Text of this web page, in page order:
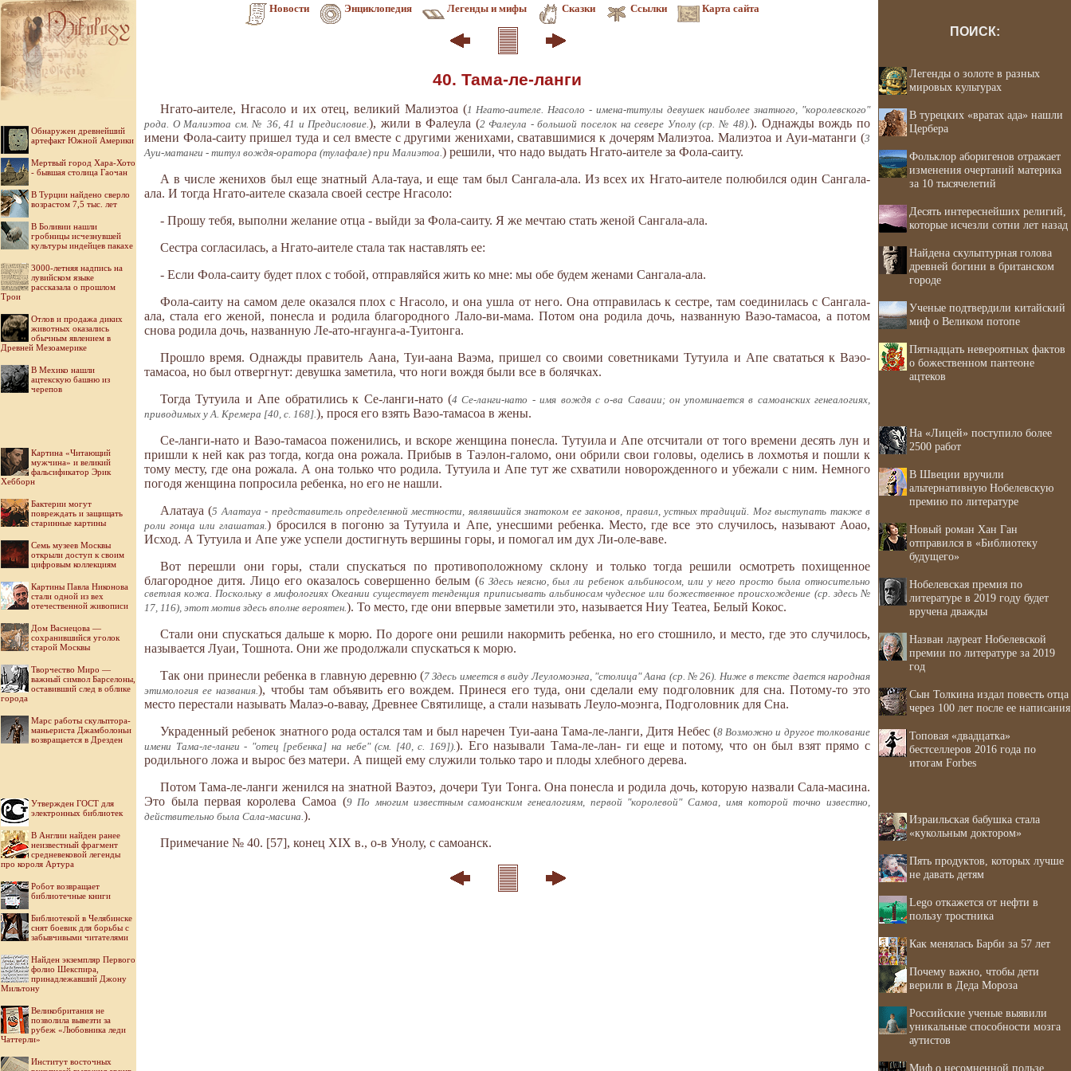
Новости Энциклопедия Легенды и мифы Сказки Ссылки Карта сайта
Обнаружен древнейший
артефакт Южной Америки
Мертвый город Хара-Хото
- бывшая столица Гаочан
В Турции найдено сверло
возрастом 7,5 тыс. лет
В Боливии нашли
гробницы исчезнувшей
культуры индейцев пакахе
3000-летняя надпись на
лувийском языке
рассказала о прошлом
Трои
Отлов и продажа диких
животных оказались
обычным явлением в
Древней Мезоамерике
В Мехико нашли
ацтекскую башню из
черепов
Картина «Читающий
мужчина» и великий
фальсификатор Эрик
Хебборн
Бактерии могут
повреждать и защищать
старинные картины
Семь музеев Москвы
открыли доступ к своим
цифровым коллекциям
Картины Павла Никонова
стали одной из вех
отечественной живописи
Дом Васнецова —
сохранившийся уголок
старой Москвы
Творчество Миро —
важный символ Барселоны,
оставивший след в облике
города
Марс работы скульптора-
маньериста Джамболоньи
возвращается в Дрезден
Утвержден ГОСТ для
электронных библиотек
В Англии найден ранее
неизвестный фрагмент
средневековой легенды
про короля Артура
Робот возвращает
библиотечные книги
Библиотекой в Челябинске
снят боевик для борьбы с
забывчивыми читателями
Найден экземпляр Первого
фолио Шекспира,
принадлежавший Джону
Мильтону
Великобритания не
позволила вывезти за
рубеж «Любовника леди
Чаттерли»
Институт восточных
40. Тама-ле-ланги
Нгато-аителе, Нгасоло и их отец, великий Малиэтоа (1 Нгато-аителе. Нгасоло - имена-титулы девушек наиболее знатного, "королевского"
рода. О Малиэтоа см. № 36, 41 и Предисловие.), жили в Фалеула (2 Фалеула - большой поселок на севере Уполу (ср. № 48).). Однажды вождь по
имени Фола-саиту пришел туда и сел вместе с другими женихами, сватавшимися к дочерям Малиэтоа. Малиэтоа и Ауи-матанги (3
Ауи-матанги - титул вождя-оратора (тулафале) при Малиэтоа.) решили, что надо выдать Нгато-аителе за Фола-саиту.
А в числе женихов был еще знатный Ала-тауа, и еще там был Сангала-ала. Из всех их Нгато-аителе полюбился один Сангала-
ала. И тогда Нгато-аителе сказала своей сестре Нгасоло:
- Прошу тебя, выполни желание отца - выйди за Фола-саиту. Я же мечтаю стать женой Сангала-ала.
Сестра согласилась, а Нгато-аителе стала так наставлять ее:
- Если Фола-саиту будет плох с тобой, отправляйся жить ко мне: мы обе будем женами Сангала-ала.
Фола-саиту на самом деле оказался плох с Нгасоло, и она ушла от него. Она отправилась к сестре, там соединилась с Сангала-
ала, стала его женой, понесла и родила благородного Лало-ви-мама. Потом она родила дочь, названную Ваэо-тамасоа, а потом
снова родила дочь, названную Лe-ато-нгаунга-а-Туитонга.
Прошло время. Однажды правитель Аана, Туи-аана Ваэма, пришел со своими советниками Тутуила и Апе свататься к Ваэо-
тамасоа, но был отвергнут: девушка заметила, что ноги вождя были все в болячках.
Тогда Тутуила и Апе обратились к Се-ланги-нато (4 Се-ланги-нато - имя вождя с о-ва Саваии; он упоминается в самоанских генеалогиях,
приводимых у А. Кремера [40, с. 168].), прося его взять Ваэо-тамасоа в жены.
Се-ланги-нато и Ваэо-тамасоа поженились, и вскоре женщина понесла. Тутуила и Апе отсчитали от того времени десять лун и
пришли к ней как раз тогда, когда она рожала. Прибыв в Таэлон-галомо, они обрили свои головы, оделись в лохмотья и пошли к
тому месту, где она рожала. А она только что родила. Тутуила и Апе тут же схватили новорожденного и убежали с ним. Немного
погодя женщина попросила ребенка, но его не нашли.
Алатауа (5 Алатауа - представитель определенной местности, являвшийся знатоком ее законов, правил, устных традиций. Мог выступать также в
роли гонца или глашатая.) бросился в погоню за Тутуила и Апе, унесшими ребенка. Место, где все это случилось, называют Аоао,
Исход. А Тутуила и Апе уже успели достигнуть вершины горы, и помогал им дух Ли-оле-ваве.
Вот перешли они горы, стали спускаться по противоположному склону и только тогда решили осмотреть похищенное
благородное дитя. Лицо его оказалось совершенно белым (6 Здесь неясно, был ли ребенок альбиносом, или у него просто была относительно
светлая кожа. Поскольку в мифологиях Океании существует тенденция приписывать альбиносам чудесное или божественное происхождение (ср. здесь №
17, 116), этот мотив здесь вполне вероятен.). То место, где они впервые заметили это, называется Ниу Театеа, Белый Кокос.
Стали они спускаться дальше к морю. По дороге они решили накормить ребенка, но его стошнило, и место, где это случилось,
называется Луаи, Тошнота. Они же продолжали спускаться к морю.
Так они принесли ребенка в главную деревню (7 Здесь имеется в виду Леуломоэнга, "столица" Аана (ср. № 26). Ниже в тексте дается народная
этимология ее названия.), чтобы там объявить его вождем. Принеся его туда, они сделали ему подголовник для сна. Потому-то это
место перестали называть Малаэ-о-вавау, Древнее Святилище, а стали называть Леуло-моэнга, Подголовник для Сна.
Украденный ребенок знатного рода остался там и был наречен Туи-аана Тама-ле-ланги, Дитя Небес (8 Возможно и другое толкование
имени Тама-ле-ланги - "отец [ребенка] на небе" (см. [40, с. 169]).). Его называли Тама-ле-лан- ги еще и потому, что он был взят прямо с
родильного ложа и вырос без матери. А пищей ему служили только таро и плоды хлебного дерева.
Потом Тама-ле-ланги женился на знатной Ваэтоэ, дочери Туи Тонга. Она понесла и родила дочь, которую назвали Сала-масина.
Это была первая королева Самоа (9 По многим известным самоанским генеалогиям, первой "королевой" Самоа, имя которой точно известно,
действительно была Сала-масина.).
Примечание № 40. [57], конец XIX в., о-в Унолу, с самоанск.
ПОИСК:
Легенды о золоте в разных
мировых культурах
В турецких «вратах ада» нашли
Цербера
Фольклор аборигенов отражает
изменения очертаний материка
за 10 тысячелетий
Десять интереснейших религий,
которые исчезли сотни лет назад
Найдена скульптурная голова
древней богини в британском
городе
Ученые подтвердили китайский
миф о Великом потопе
Пятнадцать невероятных фактов
о божественном пантеоне
ацтеков
На «Лицей» поступило более
2500 работ
В Швеции вручили
альтернативную Нобелевскую
премию по литературе
Новый роман Хан Ган
отправился в «Библиотеку
будущего»
Нобелевская премия по
литературе в 2019 году будет
вручена дважды
Назван лауреат Нобелевской
премии по литературе за 2019
год
Сын Толкина издал повесть отца
через 100 лет после ее написания
Топовая «двадцатка»
бестселлеров 2016 года по
итогам Forbes
Израильская бабушка стала
«кукольным доктором»
Пять продуктов, которых лучше
не давать детям
Lego откажется от нефти в
пользу тростника
Как менялась Барби за 57 лет
Почему важно, чтобы дети
верили в Деда Мороза
Российские ученые выявили
уникальные способности мозга
аутистов
Миф о несомненной пользе